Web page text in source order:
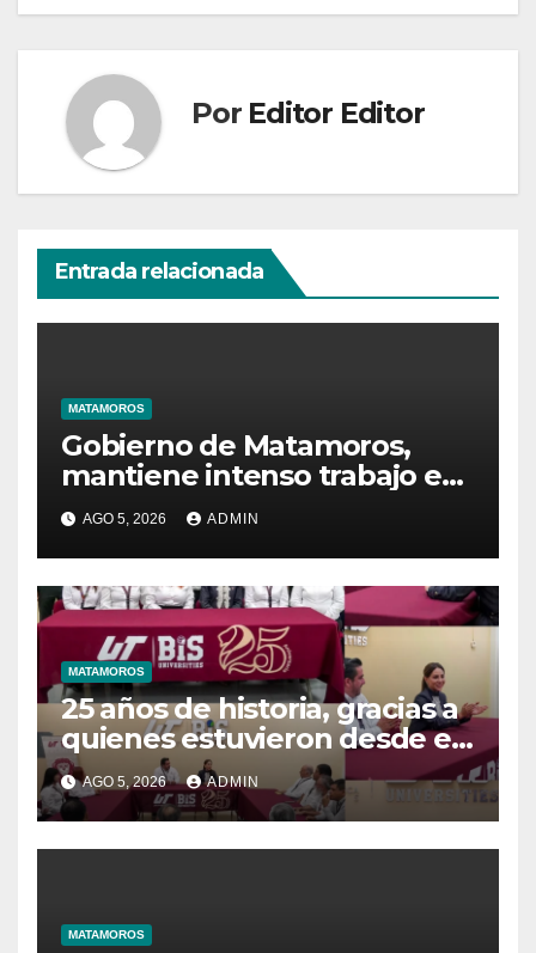
Por Editor Editor
Entrada relacionada
MATAMOROS
Gobierno de Matamoros,
mantiene intenso trabajo en
territorio
AGO 5, 2026 ADMIN
MATAMOROS
25 años de historia, gracias a
quienes estuvieron desde el
inicio
AGO 5, 2026 ADMIN
MATAMOROS